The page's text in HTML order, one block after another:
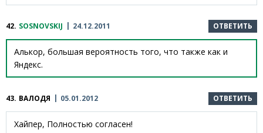
42. SOSNOVSKIJ 24.12.2011 ОТВЕТИТЬ
Алькор, большая вероятность того, что также как и
Яндекс.
43. ВАЛОДЯ 05.01.2012 ОТВЕТИТЬ
Хайпер, Полностью согласен!